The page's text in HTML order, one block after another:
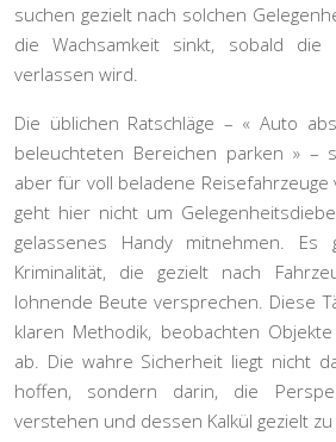
suchen gezielt nach solchen
die Wachsamkeit sinkt, sobald die
verlassen wird.
Die üblichen Ratschläge – « Auto
beleuchteten Bereichen parken » –
aber für voll beladene Reisefahrzeuge
geht hier nicht um
gelassenes Handy mitnehmen. Es
Kriminalität, die gezielt nach
lohnende Beute versprechen. Diese
klaren Methodik, beobachten
ab. Die wahre Sicherheit liegt nicht
hoffen, sondern darin, die
verstehen und dessen Kalkül gezielt